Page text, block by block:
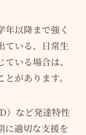
以降まで強く
ている、日常生
いる場合は、
があります。
）など発達特性
に適切な支援を